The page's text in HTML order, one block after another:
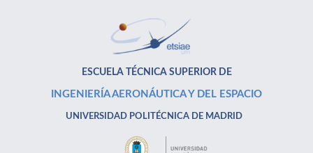
ESCUELA TÉCNICA SUPERIOR DE
INGENIERÍA AERONÁUTICA Y DEL ESPACIO
UNIVERSIDAD POLITÉCNICA DE MADRID